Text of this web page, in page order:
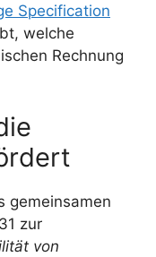
Specification
welche
Rechnung
gemeinsamen
zur
von